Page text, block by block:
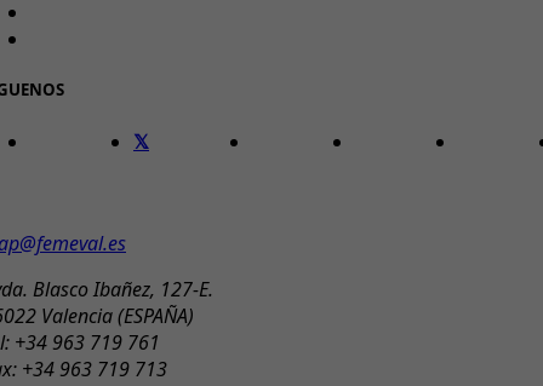
Blasco Ibañez, 127-E.
Valencia (ESPAÑA)
+34 963 719 761
+34 963 719 713